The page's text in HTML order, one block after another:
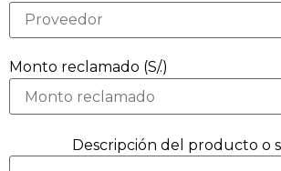
Monto reclamado (S/.)
Descripción del producto o